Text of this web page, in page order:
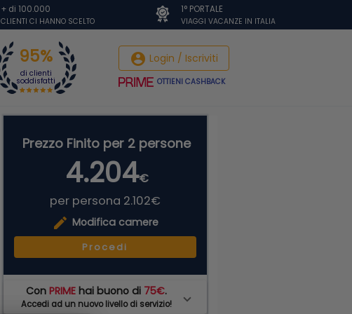
+ di 100.000
CLIENTI CI HANNO SCELTO
1° PORTALE
VIAGGI VACANZE IN ITALIA
account_circle Login / Iscriviti
OTTIENI CASHBACK
95%
di clienti
soddisfatti
Prezzo Finito per 2 persone
4.204€
per persona 2.102€
edit Modifica camere
Procedi
ConPRIME hai buono di 75€.
Accedi ad un nuovo livello di servizio!